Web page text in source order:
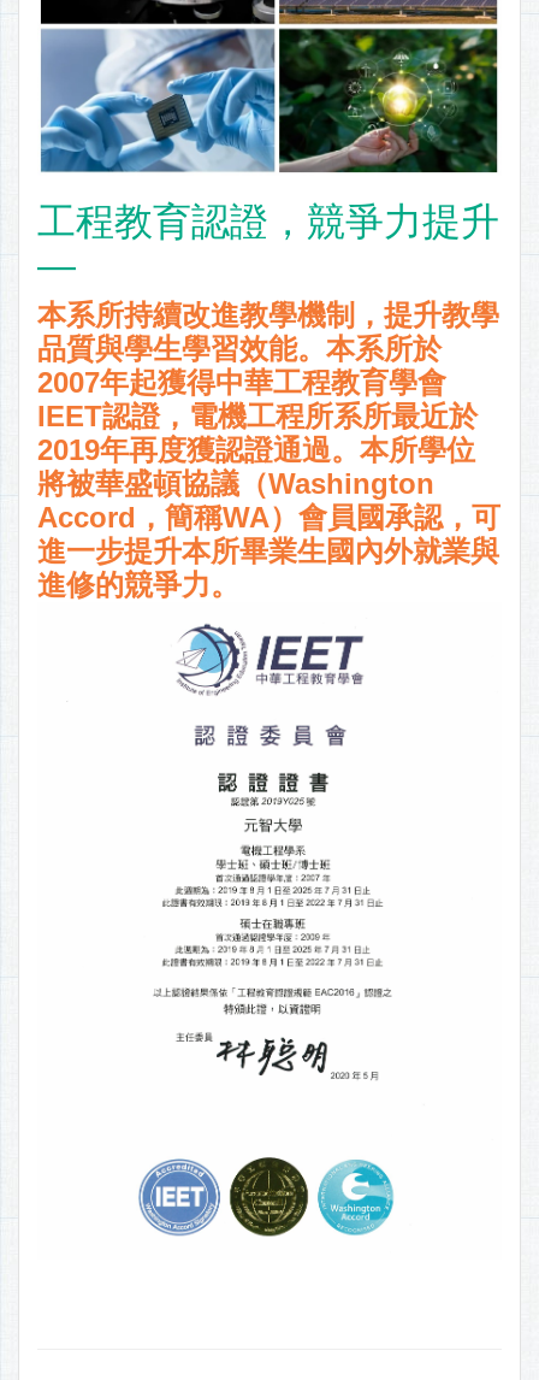
工程教育認證，競爭力提升
—
本系所持續改進教學機制，提升教學
品質與學生學習效能。本系所於
2007年起獲得中華工程教育學會
IEET認證，電機工程所系所最近於
2019年再度獲認證通過。本所學位
將被華盛頓協議（Washington
Accord，簡稱WA）會員國承認，可
進一步提升本所畢業生國內外就業與
進修的競爭力。